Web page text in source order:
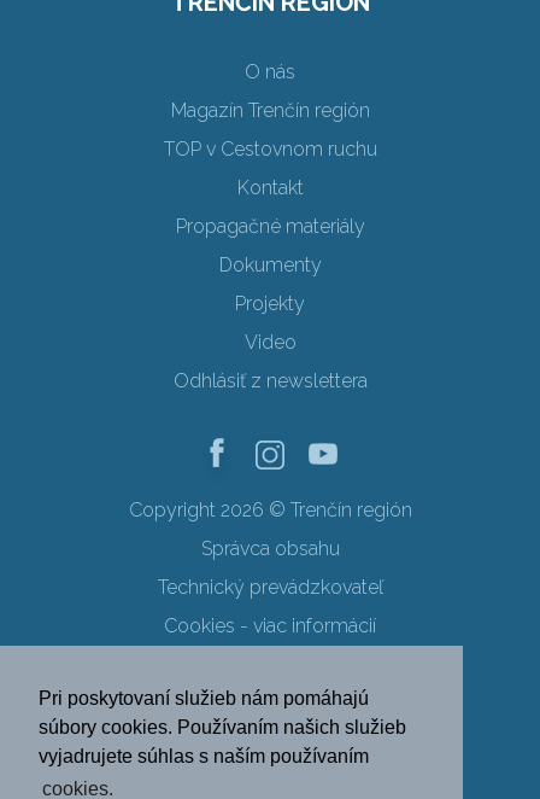
Pri poskytovaní služieb nám pomáhajú
súbory cookies. Používaním našich služieb
vyjadrujete súhlas s naším používaním
cookies.
O nás
Magazín Trenčín región
TOP v Cestovnom ruchu
Kontakt
Propagačné materiály
Dokumenty
Projekty
Video
Odhlásiť z newslettera
Copyright 2026 © Trenčín región
Správca obsahu
Technický prevádzkovateľ
Cookies - viac informácií
Ochrana osobných údajov
SK EN DE
PL